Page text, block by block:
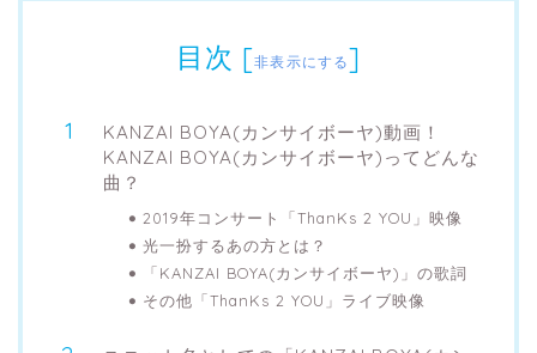
目次 [非表示にする]
KANZAI BOYA(カンサイボーヤ)動画！
KANZAI BOYA(カンサイボーヤ)ってどんな
曲？
2019年コンサート「ThanKs 2 YOU」映像
光一扮するあの方とは？
「KANZAI BOYA(カンサイボーヤ)」の歌詞
その他「ThanKs 2 YOU」ライブ映像